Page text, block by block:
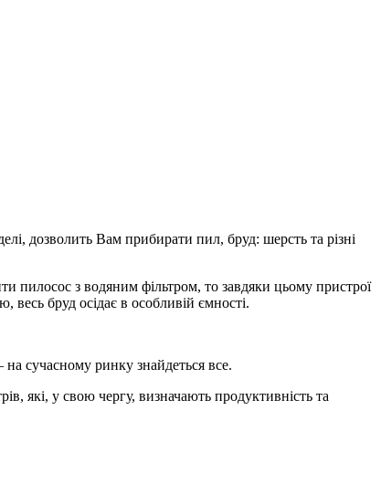
дозволить Вам прибирати пил, бруд: шерсть та різні
з водяним фільтром, то завдяки цьому пристрої
бруд осідає в особливій ємності.
сучасному ринку знайдеться все.
які, у свою чергу, визначають продуктивність та